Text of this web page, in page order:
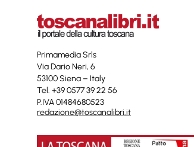
Primamedia Srls
Via Dario Neri, 6
53100 Siena – Italy
Tel. +39 0577 39 22 56
P.IVA 01484680523
redazione@toscanalibri.it